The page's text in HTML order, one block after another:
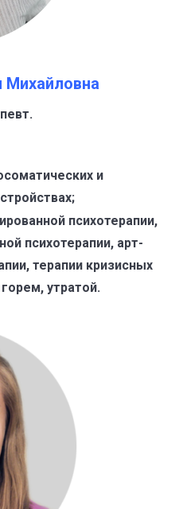
Михайловна
и
психотерапии,
психотерапии, арт-
терапии кризисных
утратой.